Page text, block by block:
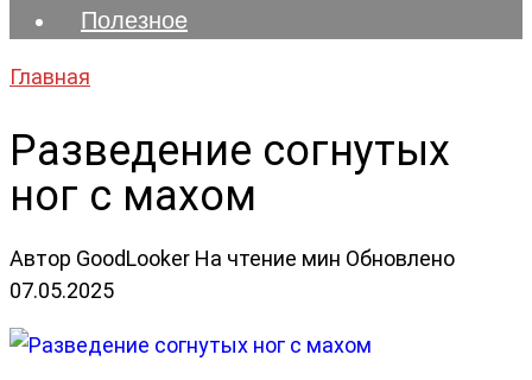
Полезноe
Главная
Разведение согнутых
ног с махом
Автор GoodLooker На чтение мин Обновлено
07.05.2025